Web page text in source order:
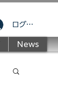
ログイン
News